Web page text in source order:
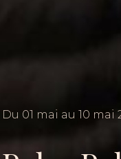
Du 01 mai au 10 mai